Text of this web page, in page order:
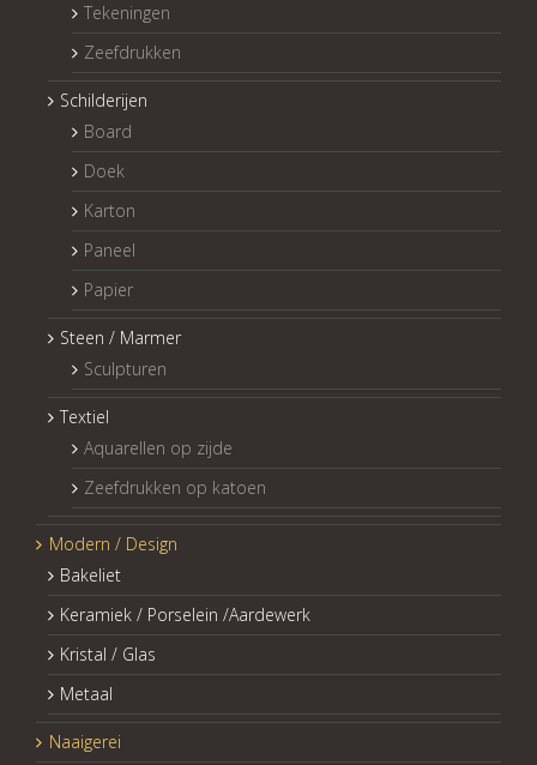
Tekeningen
Zeefdrukken
Schilderijen
Board
Doek
Karton
Paneel
Papier
Steen / Marmer
Sculpturen
Textiel
Aquarellen op zijde
Zeefdrukken op katoen
Modern / Design
Bakeliet
Keramiek / Porselein /Aardewerk
Kristal / Glas
Metaal
Naaigerei